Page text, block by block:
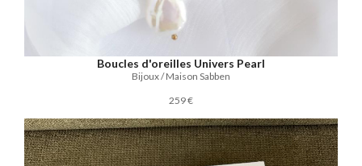
Boucles d'oreilles Univers Pearl
Bijoux / Maison Sabben
259 €